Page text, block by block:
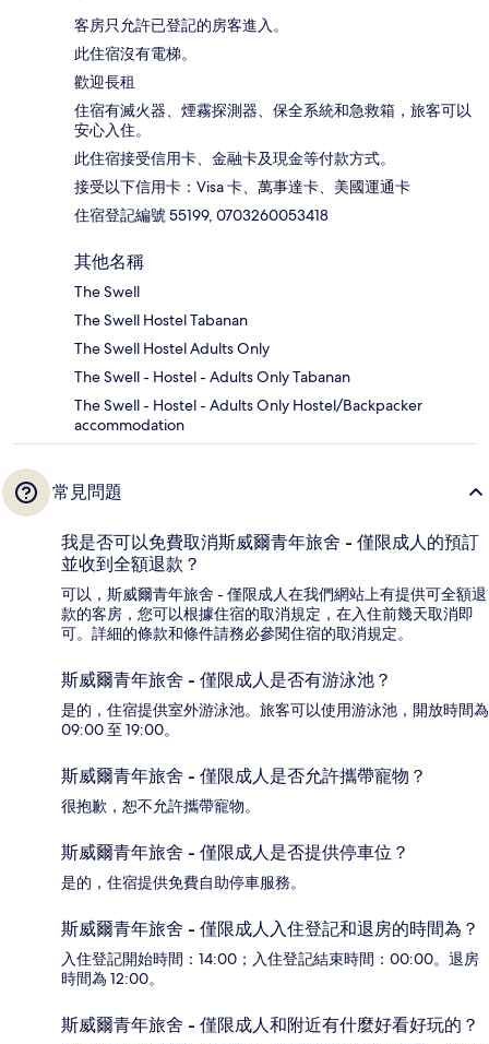
客房只允許已登記的房客進入。
此住宿沒有電梯。
歡迎長租
住宿有滅火器、煙霧探測器、保全系統和急救箱，旅客可以
安心入住。
此住宿接受信用卡、金融卡及現金等付款方式。
接受以下信用卡：Visa 卡、萬事達卡、美國運通卡
住宿登記編號 55199, 0703260053418
其他名稱
The Swell
The Swell Hostel Tabanan
The Swell Hostel Adults Only
The Swell - Hostel - Adults Only Tabanan
The Swell - Hostel - Adults Only Hostel/Backpacker
accommodation
常見問題
我是否可以免費取消斯威爾青年旅舍 - 僅限成人的預訂
並收到全額退款？
可以，斯威爾青年旅舍 - 僅限成人在我們網站上有提供可全額退
款的客房，您可以根據住宿的取消規定，在入住前幾天取消即
可。詳細的條款和條件請務必參閱住宿的取消規定。
斯威爾青年旅舍 - 僅限成人是否有游泳池？
是的，住宿提供室外游泳池。旅客可以使用游泳池，開放時間為
09:00 至 19:00。
斯威爾青年旅舍 - 僅限成人是否允許攜帶寵物？
很抱歉，恕不允許攜帶寵物。
斯威爾青年旅舍 - 僅限成人是否提供停車位？
是的，住宿提供免費自助停車服務。
斯威爾青年旅舍 - 僅限成人入住登記和退房的時間為？
入住登記開始時間：14:00；入住登記結束時間：00:00。退房
時間為 12:00。
斯威爾青年旅舍 - 僅限成人和附近有什麼好看好玩的？